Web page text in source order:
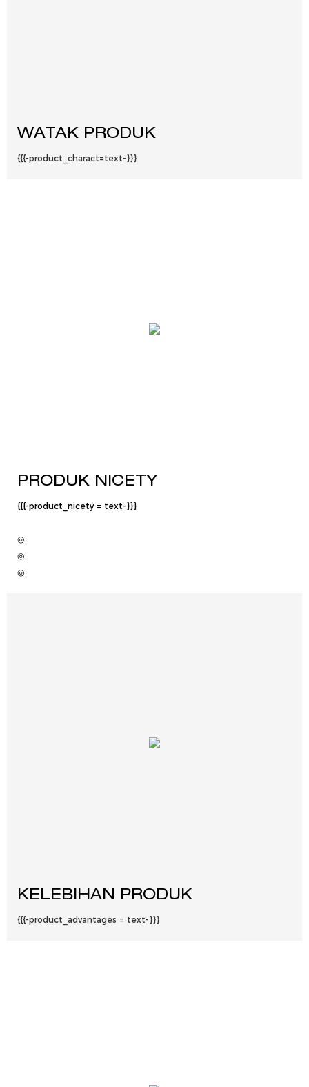
WATAK PRODUK
{{{-product_charact=text-}}}
PRODUK NICETY
{{{-product_nicety = text-}}}
◎
◎
◎
KELEBIHAN PRODUK
{{{-product_advantages = text-}}}